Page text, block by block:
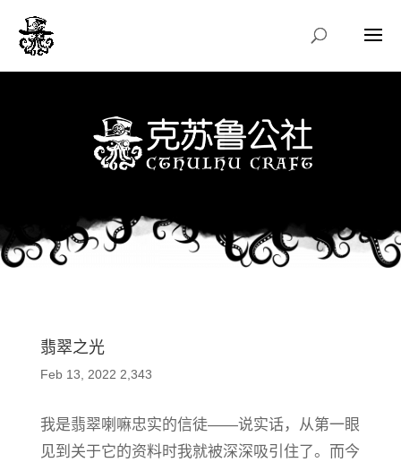
翡翠之光
Feb 13, 2022 2,343
我是翡翠喇嘛忠实的信徒——说实话，从第一眼
见到关于它的资料时我就被深深吸引住了。而今